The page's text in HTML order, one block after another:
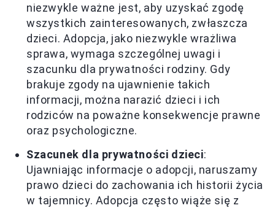
niezwykle ważne jest, aby uzyskać zgodę
wszystkich zainteresowanych, zwłaszcza
dzieci. Adopcja, jako niezwykle wrażliwa
sprawa, wymaga szczególnej uwagi i
szacunku dla prywatności rodziny. Gdy
brakuje zgody na ujawnienie takich
informacji, można narazić dzieci i ich
rodziców na poważne konsekwencje prawne
oraz psychologiczne.
Szacunek dla prywatności dzieci:
Ujawniając informacje o adopcji, naruszamy
prawo dzieci do zachowania ich historii życia
w tajemnicy. Adopcja często wiąże się z